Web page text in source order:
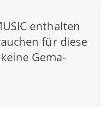
enthalten
für diese
Gema-